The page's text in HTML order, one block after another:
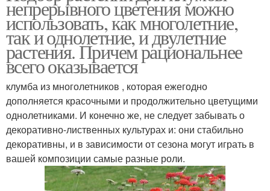
непрерывного цветения можно
использовать, как многолетние,
так и однолетние, и двулетние
растения. Причем рациональнее
всего оказывается
клумба из многолетников , которая ежегодно
дополняется красочными и продолжительно цветущими
однолетниками. И конечно же, не следует забывать о
декоративно-лиственных культурах и: они стабильно
декоративны, и в зависимости от сезона могут играть в
вашей композиции самые разные роли.